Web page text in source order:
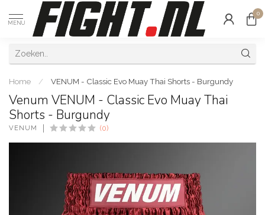
MENU
0
Home / VENUM - Classic Evo Muay Thai Shorts - Burgundy
Venum VENUM - Classic Evo Muay Thai
Shorts - Burgundy
VENUM (0)